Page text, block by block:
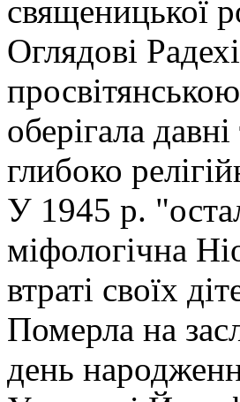
священицької
Оглядові
оберігала
глибоко
У 1945 р.
міфологічна
втраті своїх
Померла на
день